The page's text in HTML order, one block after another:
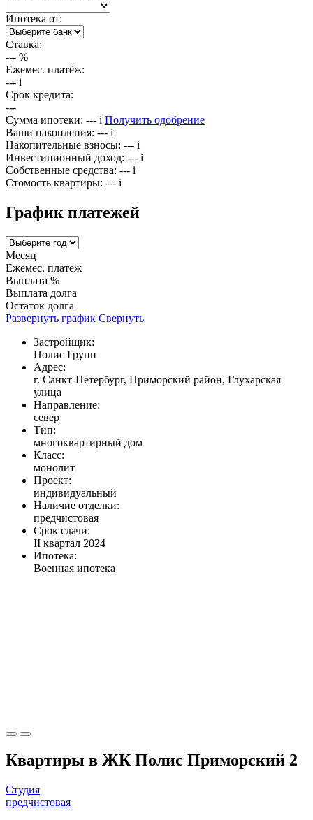
Ипотека от:
Ставка:
--- %
Ежемес. платёж:
--- i
Срок кредита:
---
Сумма ипотеки: --- i Получить одобрение
Ваши накопления: --- i
Накопительные взносы: --- i
Инвестиционный доход: --- i
Собственные средства: --- i
Стомость квартиры: --- i
График платежей
Месяц
Ежемес. платеж
Выплата %
Выплата долга
Остаток долга
Развернуть график Свернуть
Застройщик:
Полис Групп
Адрес:
г. Санкт-Петербург, Приморский район, Глухарская
улица
Направление:
север
Тип:
многоквартирный дом
Класс:
монолит
Проект:
индивидуальный
Наличие отделки:
предчистовая
Срок сдачи:
II квартал 2024
Ипотека:
Военная ипотека
Квартиры в ЖК Полис Приморский 2
Студия
предчистовая